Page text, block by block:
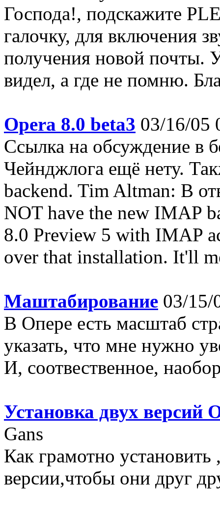
Господа!, подскажите
галочку, для включения
получения новой почты.
видел, а где не помню.
Opera 8.0 beta3 03/16/05
Ссылка на обсуждение в
Чейнджлога ещё нету.
backend. Tim Altman: В
NOT have the new IMAP
8.0 Preview 5 with IMAP
over that installation. It'll
Маштабирование 03/15/
В Опере есть масштаб
указать, что мне нужно
И, соотвественное,
Установка двух версий
Gans
Как грамотно
версии,чтобы они друг